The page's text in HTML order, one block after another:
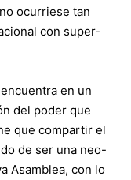
ocurriese tan
con super-
en un
del poder que
que compartir el
de ser una neo-
Asamblea, con lo